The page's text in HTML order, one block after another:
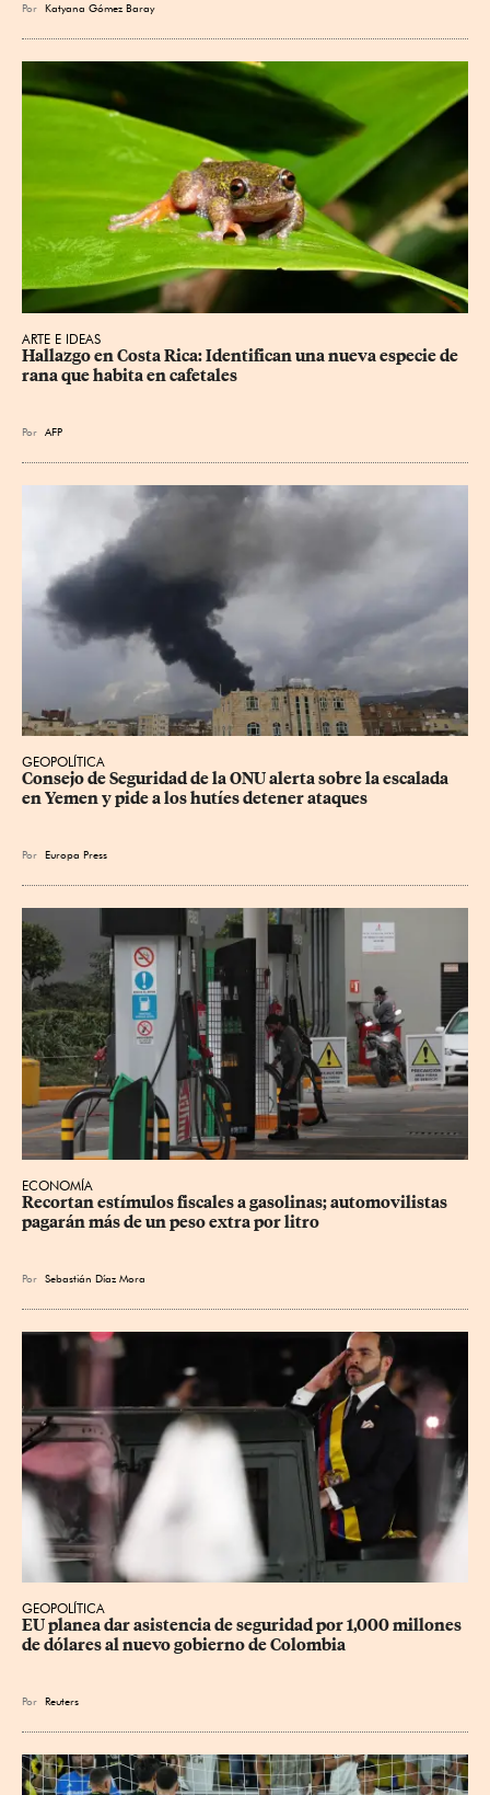
Por Katyana Gómez Baray
ARTE E IDEAS
Hallazgo en Costa Rica: Identifican una nueva especie de
rana que habita en cafetales
Por AFP
GEOPOLÍTICA
Consejo de Seguridad de la ONU alerta sobre la escalada
en Yemen y pide a los hutíes detener ataques
Por Europa Press
ECONOMÍA
Recortan estímulos fiscales a gasolinas; automovilistas
pagarán más de un peso extra por litro
Por Sebastián Díaz Mora
GEOPOLÍTICA
EU planea dar asistencia de seguridad por 1,000 millones
de dólares al nuevo gobierno de Colombia
Por Reuters